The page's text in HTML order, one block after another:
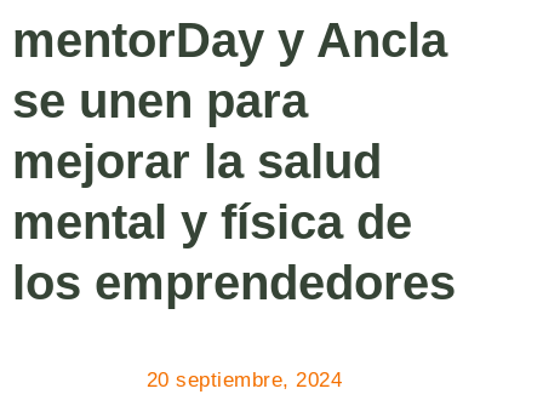
mentorDay y Ancla
se unen para
mejorar la salud
mental y física de
los emprendedores
20 septiembre, 2024